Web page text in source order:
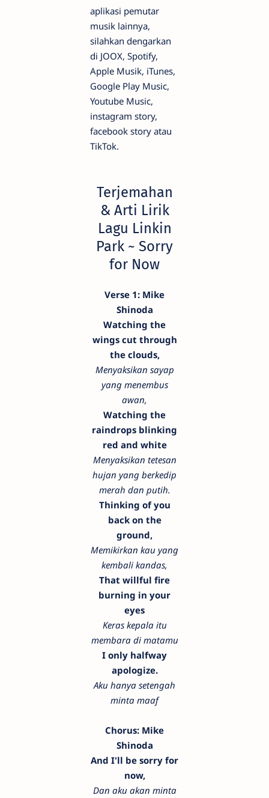
aplikasi pemutar
musik lainnya,
silahkan dengarkan
di JOOX, Spotify,
Apple Musik, iTunes,
Google Play Music,
Youtube Music,
instagram story,
facebook story atau
TikTok.
Terjemahan
& Arti Lirik
Lagu Linkin
Park ~ Sorry
for Now
Verse 1: Mike
Shinoda
Watching the
wings cut through
the clouds,
Menyaksikan sayap
yang menembus
awan,
Watching the
raindrops blinking
red and white
Menyaksikan tetesan
hujan yang berkedip
merah dan putih.
Thinking of you
back on the
ground,
Memikirkan kau yang
kembali kandas,
That willful fire
burning in your
eyes
Keras kepala itu
membara di matamu
I only halfway
apologize.
Aku hanya setengah
minta maaf
Chorus: Mike
Shinoda
And I'll be sorry for
now,
Dan aku akan minta